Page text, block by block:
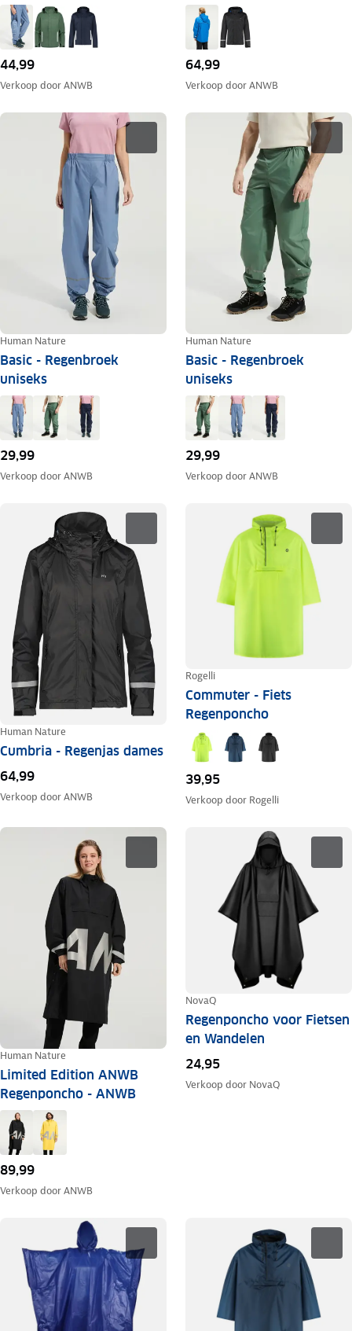
44,99
Verkoop doorANWB
64,99
Verkoop doorANWB
Human Nature
Basic - Regenbroek
uniseks
29,99
Verkoop doorANWB
Human Nature
Basic - Regenbroek
uniseks
29,99
Verkoop doorANWB
Human Nature
Cumbria - Regenjas dames
64,99
Verkoop doorANWB
Rogelli
Commuter - Fiets
Regenponcho
39,95
Verkoop door Rogelli
Human Nature
Limited Edition ANWB
Regenponcho - ANWB
89,99
Verkoop doorANWB
NovaQ
Regenponcho voor Fietsen
en Wandelen
24,95
Verkoop door NovaQ